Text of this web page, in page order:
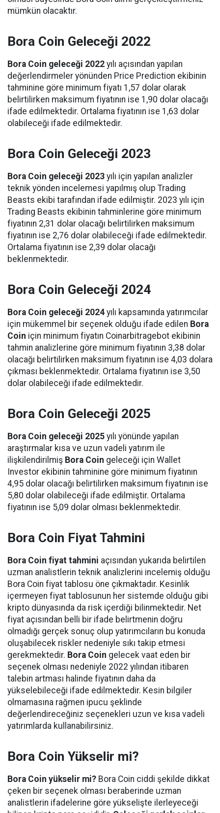
mümkün olacaktır.
Bora Coin Geleceği 2022
Bora Coin geleceği 2022 yılı açısından yapılan
değerlendirmeler yönünden Price Prediction ekibinin
tahminine göre minimum fiyatı 1,57 dolar olarak
belirtilirken maksimum fiyatının ise 1,90 dolar olacağı
ifade edilmektedir. Ortalama fiyatının ise 1,63 dolar
olabileceği ifade edilmektedir.
Bora Coin Geleceği 2023
Bora Coin geleceği 2023 yılı için yapılan analizler
teknik yönden incelemesi yapılmış olup Trading
Beasts ekibi tarafından ifade edilmiştir. 2023 yılı için
Trading Beasts ekibinin tahminlerine göre minimum
fiyatının 2,31 dolar olacağı belirtilirken maksimum
fiyatının ise 2,76 dolar olabileceği ifade edilmektedir.
Ortalama fiyatının ise 2,39 dolar olacağı
beklenmektedir.
Bora Coin Geleceği 2024
Bora Coin geleceği 2024 yılı kapsamında yatırımcılar
için mükemmel bir seçenek olduğu ifade edilen Bora
Coin için minimum fiyatın Coinarbitragebot ekibinin
tahmin analizlerine göre minimum fiyatının 3,38 dolar
olacağı belirtilirken maksimum fiyatının ise 4,03 dolara
çıkması beklenmektedir. Ortalama fiyatının ise 3,50
dolar olabileceği ifade edilmektedir.
Bora Coin Geleceği 2025
Bora Coin geleceği 2025 yılı yönünde yapılan
araştırmalar kısa ve uzun vadeli yatırım ile
ilişkilendirilmiş Bora Coin geleceği için Wallet
Investor ekibinin tahminine göre minimum fiyatının
4,95 dolar olacağı belirtilirken maksimum fiyatının ise
5,80 dolar olabileceği ifade edilmiştir. Ortalama
fiyatının ise 5,09 dolar olması beklenmektedir.
Bora Coin Fiyat Tahmini
Bora Coin fiyat tahmini açısından yukarıda belirtilen
uzman analistlerin teknik analizlerini incelemiş olduğu
Bora Coin fiyat tablosu öne çıkmaktadır. Kesinlik
içermeyen fiyat tablosunun her sistemde olduğu gibi
kripto dünyasında da risk içerdiği bilinmektedir. Net
fiyat açısından belli bir ifade belirtmenin doğru
olmadığı gerçek sonuç olup yatırımcıların bu konuda
oluşabilecek riskler nedeniyle sıkı takip etmesi
gerekmektedir. Bora Coin gelecek vaat eden bir
seçenek olması nedeniyle 2022 yılından itibaren
talebin artması halinde fiyatının daha da
yükselebileceği ifade edilmektedir. Kesin bilgiler
olmamasına rağmen ipucu şeklinde
değerlendireceğiniz seçenekleri uzun ve kısa vadeli
yatırımlarda kullanabilirsiniz.
Bora Coin Yükselir mi?
Bora Coin yükselir mi? Bora Coin ciddi şekilde dikkat
çeken bir seçenek olması beraberinde uzman
analistlerin ifadelerine göre yükselişte ilerleyeceği